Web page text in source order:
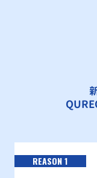
REASON 1